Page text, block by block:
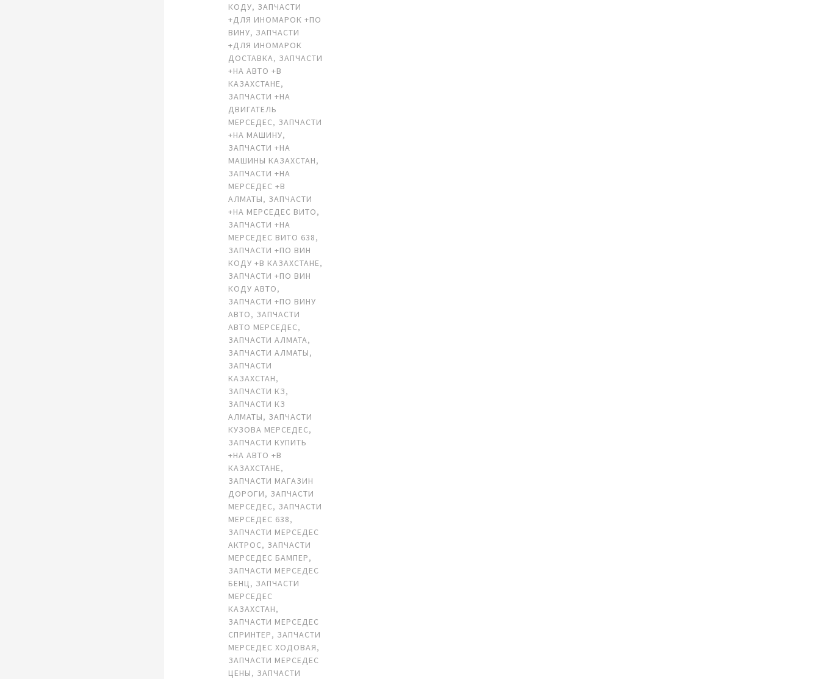
КОДУ, ЗАПЧАСТИ
+ДЛЯ ИНОМАРОК +ПО
ВИНУ, ЗАПЧАСТИ
+ДЛЯ ИНОМАРОК
ДОСТАВКА, ЗАПЧАСТИ
+НА АВТО +В
КАЗАХСТАНЕ,
ЗАПЧАСТИ +НА
ДВИГАТЕЛЬ
МЕРСЕДЕС, ЗАПЧАСТИ
+НА МАШИНУ,
ЗАПЧАСТИ +НА
МАШИНЫ КАЗАХСТАН,
ЗАПЧАСТИ +НА
МЕРСЕДЕС +В
АЛМАТЫ, ЗАПЧАСТИ
+НА МЕРСЕДЕС ВИТО,
ЗАПЧАСТИ +НА
МЕРСЕДЕС ВИТО 638,
ЗАПЧАСТИ +ПО ВИН
КОДУ +В КАЗАХСТАНЕ,
ЗАПЧАСТИ +ПО ВИН
КОДУ АВТО,
ЗАПЧАСТИ +ПО ВИНУ
АВТО, ЗАПЧАСТИ
АВТО МЕРСЕДЕС,
ЗАПЧАСТИ АЛМАТА,
ЗАПЧАСТИ АЛМАТЫ,
ЗАПЧАСТИ
КАЗАХСТАН,
ЗАПЧАСТИ КЗ,
ЗАПЧАСТИ КЗ
АЛМАТЫ, ЗАПЧАСТИ
КУЗОВА МЕРСЕДЕС,
ЗАПЧАСТИ КУПИТЬ
+НА АВТО +В
КАЗАХСТАНЕ,
ЗАПЧАСТИ МАГАЗИН
ДОРОГИ, ЗАПЧАСТИ
МЕРСЕДЕС, ЗАПЧАСТИ
МЕРСЕДЕС 638,
ЗАПЧАСТИ МЕРСЕДЕС
АКТРОС, ЗАПЧАСТИ
МЕРСЕДЕС БАМПЕР,
ЗАПЧАСТИ МЕРСЕДЕС
БЕНЦ, ЗАПЧАСТИ
МЕРСЕДЕС
КАЗАХСТАН,
ЗАПЧАСТИ МЕРСЕДЕС
СПРИНТЕР, ЗАПЧАСТИ
МЕРСЕДЕС ХОДОВАЯ,
ЗАПЧАСТИ МЕРСЕДЕС
ЦЕНЫ, ЗАПЧАСТИ